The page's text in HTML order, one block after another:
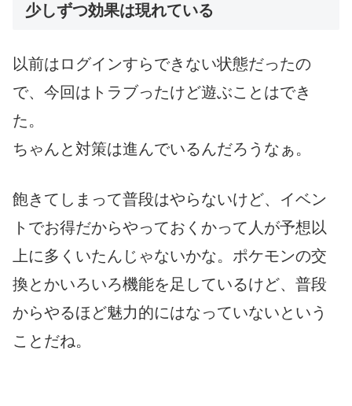
少しずつ効果は現れている
以前はログインすらできない状態だったの
で、今回はトラブったけど遊ぶことはでき
た。
ちゃんと対策は進んでいるんだろうなぁ。
飽きてしまって普段はやらないけど、イベン
トでお得だからやっておくかって人が予想以
上に多くいたんじゃないかな。ポケモンの交
換とかいろいろ機能を足しているけど、普段
からやるほど魅力的にはなっていないという
ことだね。